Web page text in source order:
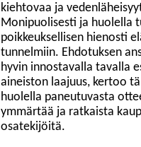
kiehtovaa ja
Monipuolisesti ja huolella
poikkeuksellisen hienosti
tunnelmiin. Ehdotuksen
hyvin innostavalla tavalla
aineiston laajuus, kertoo
huolella paneutuvasta
ymmärtää ja ratkaista
osatekijöitä.